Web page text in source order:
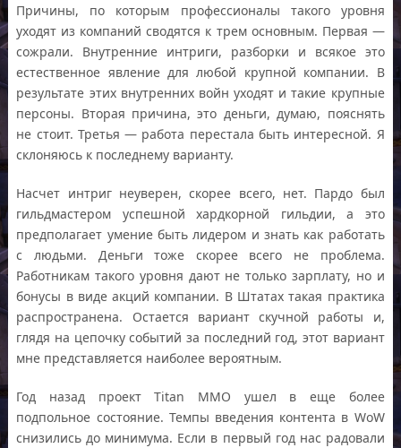
Причины, по которым профессионалы такого уровня
уходят из компаний сводятся к трем основным. Первая —
сожрали. Внутренние интриги, разборки и всякое это
естественное явление для любой крупной компании. В
результате этих внутренних войн уходят и такие крупные
персоны. Вторая причина, это деньги, думаю, пояснять
не стоит. Третья — работа перестала быть интересной. Я
склоняюсь к последнему варианту.
Насчет интриг неуверен, скорее всего, нет. Пардо был
гильдмастером успешной хардкорной гильдии, а это
предполагает умение быть лидером и знать как работать
с людьми. Деньги тоже скорее всего не проблема.
Работникам такого уровня дают не только зарплату, но и
бонусы в виде акций компании. В Штатах такая практика
распространена. Остается вариант скучной работы и,
глядя на цепочку событий за последний год, этот вариант
мне представляется наиболее вероятным.
Год назад проект Titan MMO ушел в еще более
подпольное состояние. Темпы введения контента в WoW
снизились до минимума. Если в первый год нас радовали